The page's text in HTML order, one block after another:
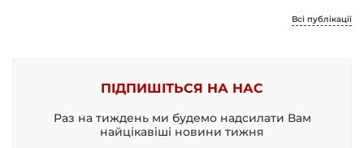
Всі публікації
ПІДПИШІТЬСЯ НА НАС
Раз на тиждень ми будемо надсилати Вам
найцікавіші новини тижня